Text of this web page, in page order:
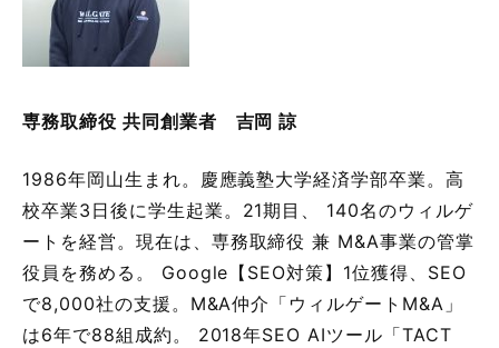
専務取締役 共同創業者 吉岡 諒
1986年岡山生まれ。慶應義塾大学経済学部卒業。高
校卒業3日後に学生起業。21期目、 140名のウィルゲ
ートを経営。現在は、専務取締役 兼 M&A事業の管掌
役員を務める。 Google【SEO対策】1位獲得、SEO
で8,000社の支援。M&A仲介「ウィルゲートM&A」
は6年で88組成約。 2018年SEO AIツール「TACT